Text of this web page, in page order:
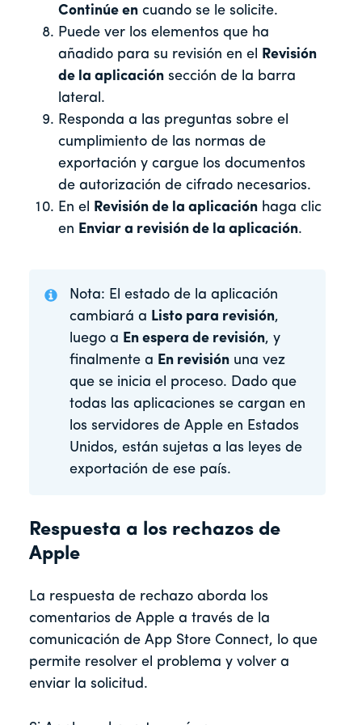
Continúe en cuando se le solicite.
Puede ver los elementos que ha
añadido para su revisión en el Revisión
de la aplicación sección de la barra
lateral.
Responda a las preguntas sobre el
cumplimiento de las normas de
exportación y cargue los documentos
de autorización de cifrado necesarios.
En el Revisión de la aplicación haga clic
en Enviar a revisión de la aplicación.
Nota: El estado de la aplicación
cambiará a Listo para revisión,
luego a En espera de revisión, y
finalmente a En revisiónuna vez
que se inicia el proceso. Dado que
todas las aplicaciones se cargan en
los servidores de Apple en Estados
Unidos, están sujetas a las leyes de
exportación de ese país.
Respuesta a los rechazos de
Apple
La respuesta de rechazo aborda los
comentarios de Apple a través de la
comunicación de App Store Connect, lo que
permite resolver el problema y volver a
enviar la solicitud.